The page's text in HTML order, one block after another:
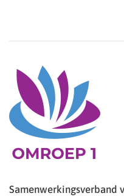
Samenwerkingsverband